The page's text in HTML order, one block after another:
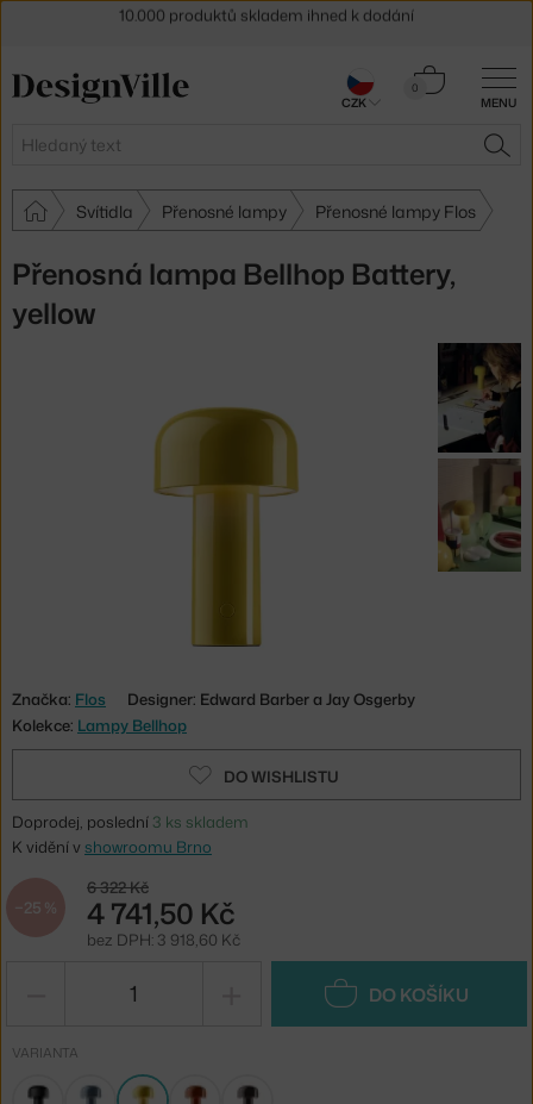
MENU
Hledat
0
Košík
Svítidla Přenosné lampy Přenosné lampy Flos
Přenosná lampa Bellhop Battery,
yellow
Značka: Flos
Designer: Edward Barber a Jay Osgerby
Kolekce: Lampy Bellhop
DO WISHLISTU
Doprodej, poslední 3 ks skladem
K vidění v showroomu Brno
−25 %
6 322 Kč
4 741,50 Kč
bez DPH: 3 918,60 Kč
DO KOŠÍKU
VARIANTA
30 dní na vrácení zboží
CZK